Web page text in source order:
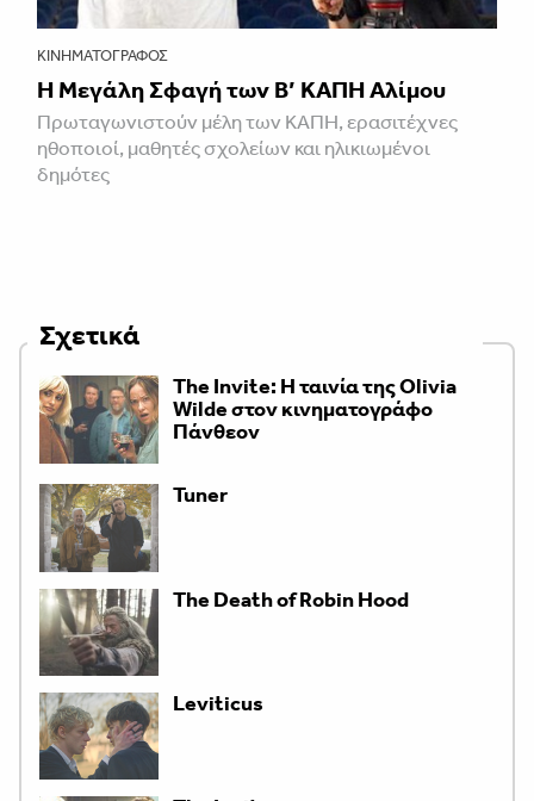
ΚΙΝΗΜΑΤΟΓΡΆΦΟΣ
Η Μεγάλη Σφαγή των Β’ ΚΑΠΗ Αλίμου
Πρωταγωνιστούν μέλη των ΚΑΠΗ, ερασιτέχνες
ηθοποιοί, μαθητές σχολείων και ηλικιωμένοι
δημότες
Σχετικά
The Invite: Η ταινία της Olivia
Wilde στον κινηματογράφο
Πάνθεον
Tuner
The Death of Robin Hood
Leviticus